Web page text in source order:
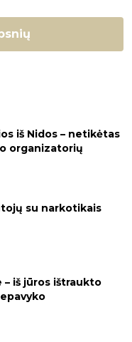
iš Nidos – netikėtas
organizatorių
su narkotikais
– iš jūros ištraukto